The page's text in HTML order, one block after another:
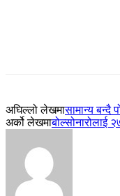
अघिल्लो लेखमासामान्य
अर्को लेखमाबोल्सोनारोलाई